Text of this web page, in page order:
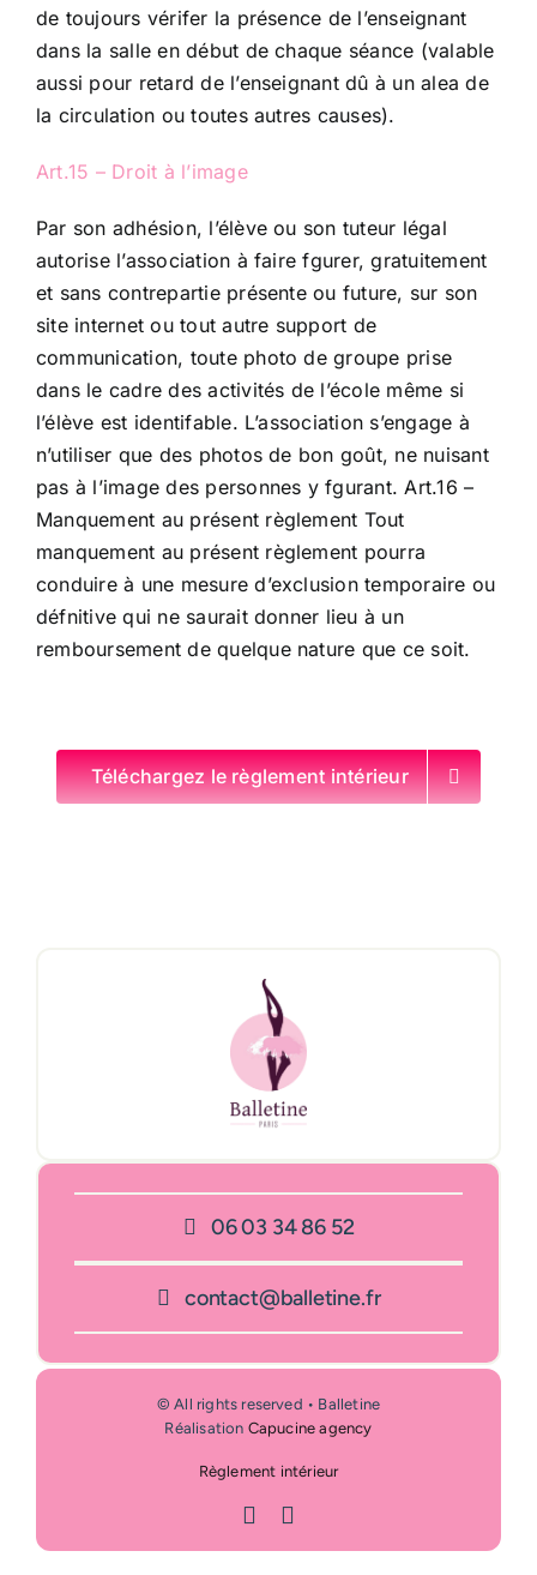
de toujours vérifer la présence de l’enseignant
dans la salle en début de chaque séance (valable
aussi pour retard de l’enseignant dû à un alea de
la circulation ou toutes autres causes).
Art.15 – Droit à l’image
Par son adhésion, l’élève ou son tuteur légal
autorise l’association à faire fgurer, gratuitement
et sans contrepartie présente ou future, sur son
site internet ou tout autre support de
communication, toute photo de groupe prise
dans le cadre des activités de l’école même si
l’élève est identifable. L’association s’engage à
n’utiliser que des photos de bon goût, ne nuisant
pas à l’image des personnes y fgurant. Art.16 –
Manquement au présent règlement Tout
manquement au présent règlement pourra
conduire à une mesure d’exclusion temporaire ou
défnitive qui ne saurait donner lieu à un
remboursement de quelque nature que ce soit.
Téléchargez le règlement intérieur
06 03 34 86 52
contact@balletine.fr
© All rights reserved • Balletine
Réalisation Capucine agency
Règlement intérieur